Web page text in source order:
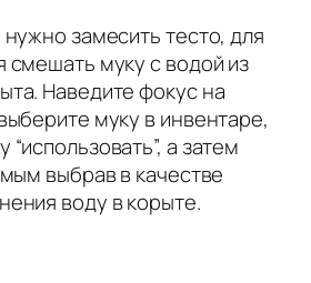
замесить тесто, для
смешать муку с водой из
Наведите фокус на
муку в инвентаре,
а затем
выбрав в качестве
воду в корыте.